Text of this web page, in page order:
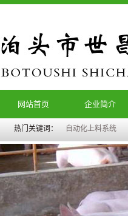
网站首页 企业简介
热门关键词： 自动化上料系统